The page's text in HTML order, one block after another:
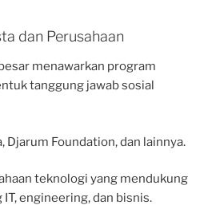
dan Perusahaan
menawarkan program
tanggung jawab sosial
Djarum Foundation, dan lainnya.
teknologi yang mendukung
engineering, dan bisnis.